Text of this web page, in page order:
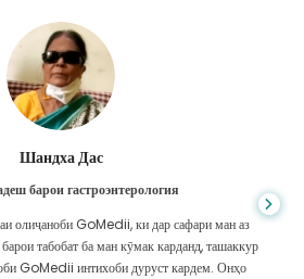
Шандха Дас
барои гастроэнтерология
олиҷаноби GoMedii, ки дар сафари ман аз
табобат ба ман кӯмак карданд, ташаккур
GoMedii интихоби дуруст кардем. Онҳо